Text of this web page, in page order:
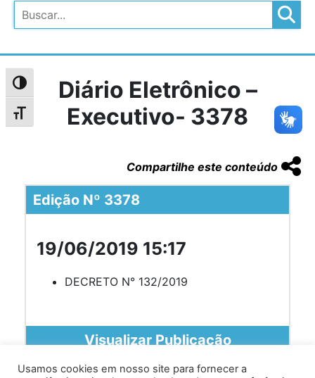
Alternar alto contraste
Alternar tamanho da fonte
Pesquisar
Diário Eletrônico –
Executivo- 3378
Compartilhe este conteúdo
Edição Nº 3378
19/06/2019 15:17
DECRETO N° 132/2019
Visualizar Publicação
Usamos cookies em nosso site para fornecer a